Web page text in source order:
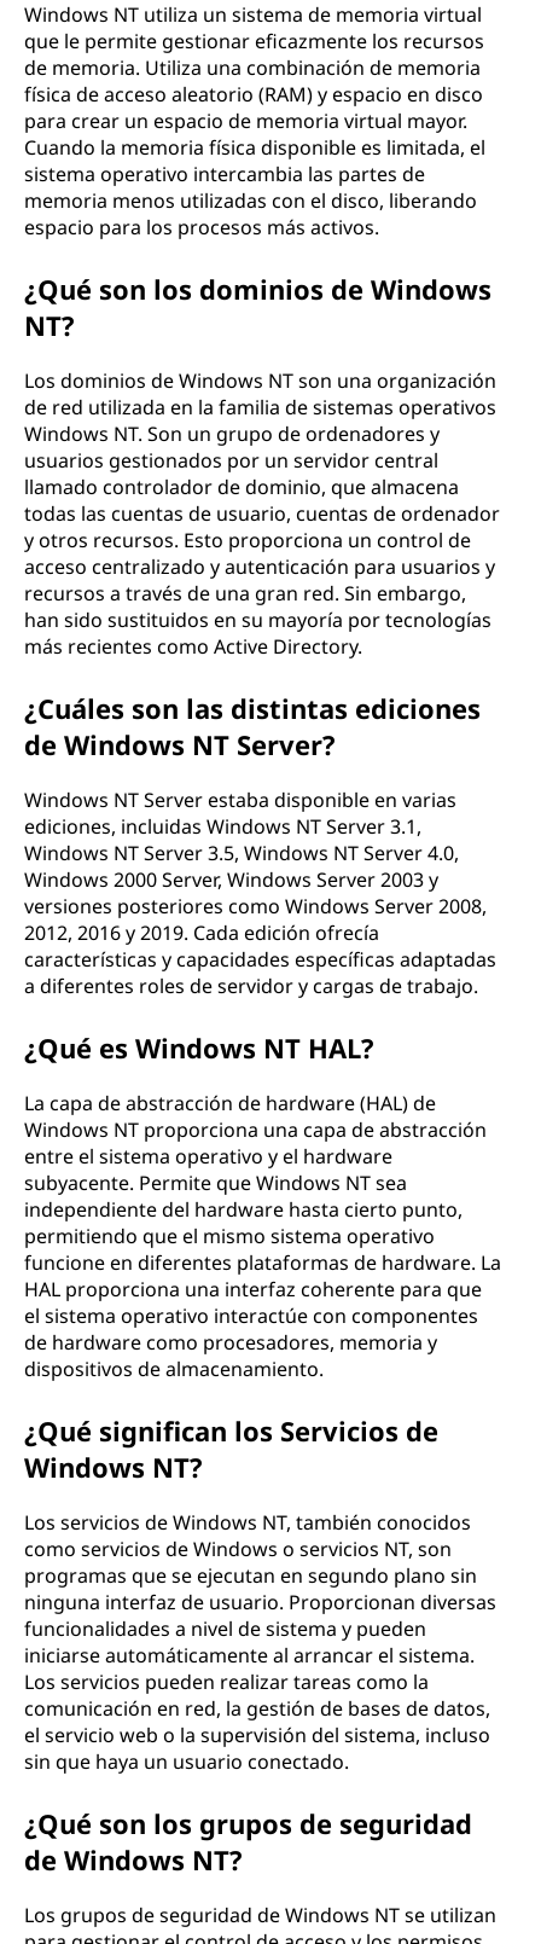
Windows NT utiliza un sistema de memoria virtual
que le permite gestionar eficazmente los recursos
de memoria. Utiliza una combinación de memoria
física de acceso aleatorio (RAM) y espacio en disco
para crear un espacio de memoria virtual mayor.
Cuando la memoria física disponible es limitada, el
sistema operativo intercambia las partes de
memoria menos utilizadas con el disco, liberando
espacio para los procesos más activos.
¿Qué son los dominios de Windows
NT?
Los dominios de Windows NT son una organización
de red utilizada en la familia de sistemas operativos
Windows NT. Son un grupo de ordenadores y
usuarios gestionados por un servidor central
llamado controlador de dominio, que almacena
todas las cuentas de usuario, cuentas de ordenador
y otros recursos. Esto proporciona un control de
acceso centralizado y autenticación para usuarios y
recursos a través de una gran red. Sin embargo,
han sido sustituidos en su mayoría por tecnologías
más recientes como Active Directory.
¿Cuáles son las distintas ediciones
de Windows NT Server?
Windows NT Server estaba disponible en varias
ediciones, incluidas Windows NT Server 3.1,
Windows NT Server 3.5, Windows NT Server 4.0,
Windows 2000 Server, Windows Server 2003 y
versiones posteriores como Windows Server 2008,
2012, 2016 y 2019. Cada edición ofrecía
características y capacidades específicas adaptadas
a diferentes roles de servidor y cargas de trabajo.
¿Qué es Windows NT HAL?
La capa de abstracción de hardware (HAL) de
Windows NT proporciona una capa de abstracción
entre el sistema operativo y el hardware
subyacente. Permite que Windows NT sea
independiente del hardware hasta cierto punto,
permitiendo que el mismo sistema operativo
funcione en diferentes plataformas de hardware. La
HAL proporciona una interfaz coherente para que
el sistema operativo interactúe con componentes
de hardware como procesadores, memoria y
dispositivos de almacenamiento.
¿Qué significan los Servicios de
Windows NT?
Los servicios de Windows NT, también conocidos
como servicios de Windows o servicios NT, son
programas que se ejecutan en segundo plano sin
ninguna interfaz de usuario. Proporcionan diversas
funcionalidades a nivel de sistema y pueden
iniciarse automáticamente al arrancar el sistema.
Los servicios pueden realizar tareas como la
comunicación en red, la gestión de bases de datos,
el servicio web o la supervisión del sistema, incluso
sin que haya un usuario conectado.
¿Qué son los grupos de seguridad
de Windows NT?
Los grupos de seguridad de Windows NT se utilizan